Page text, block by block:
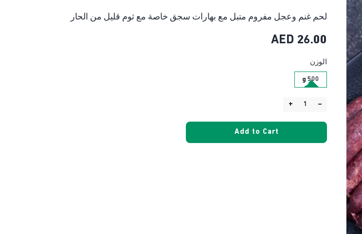
لحم غنم وعجل مفروم متبل مع بهارات سجق خاصة مع ثوم قليل من الحار
26.00
AED
الوزن
500 g
–
+
Add to Cart